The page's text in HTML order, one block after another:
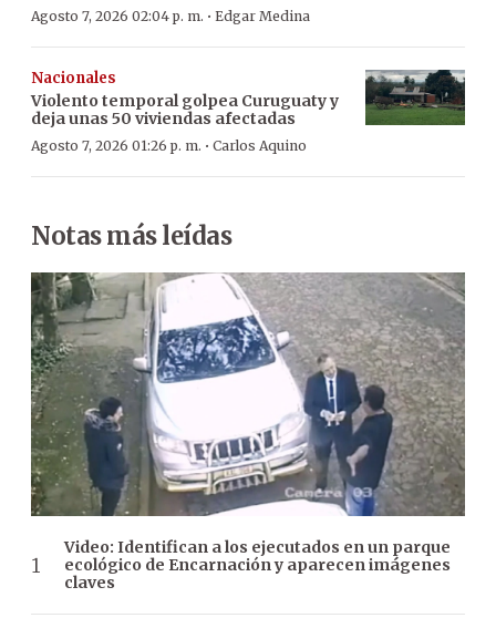
Agosto 7, 2026 02:04 p. m. · Edgar Medina
Nacionales
Violento temporal golpea Curuguaty y
deja unas 50 viviendas afectadas
Agosto 7, 2026 01:26 p. m. · Carlos Aquino
Notas más leídas
Video: Identifican a los ejecutados en un parque
ecológico de Encarnación y aparecen imágenes
claves